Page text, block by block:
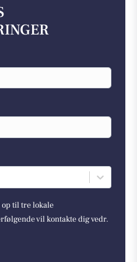
til tre lokale
vil kontakte dig vedr.